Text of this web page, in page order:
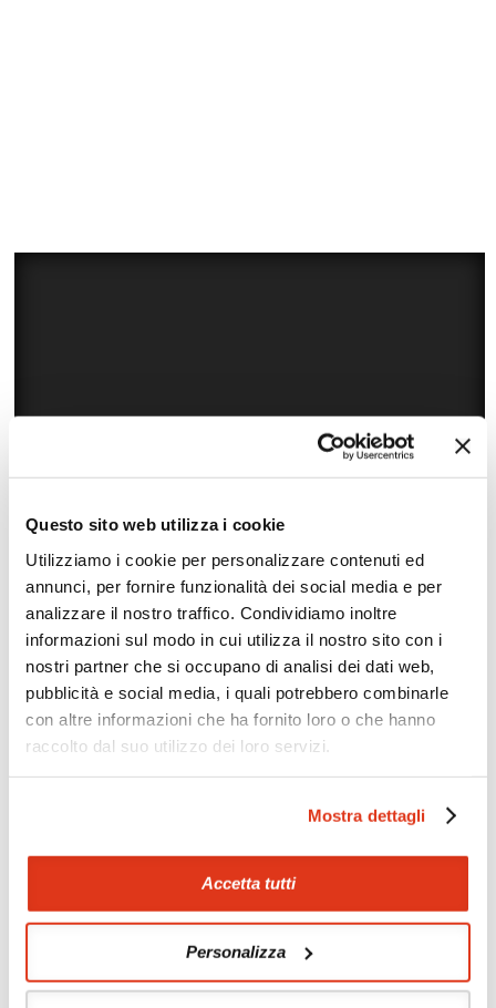
Questo sito web utilizza i cookie
Utilizziamo i cookie per personalizzare contenuti ed
annunci, per fornire funzionalità dei social media e per
analizzare il nostro traffico. Condividiamo inoltre
informazioni sul modo in cui utilizza il nostro sito con i
nostri partner che si occupano di analisi dei dati web,
pubblicità e social media, i quali potrebbero combinarle
con altre informazioni che ha fornito loro o che hanno
raccolto dal suo utilizzo dei loro servizi.
Mostra dettagli
Accetta tutti
Personalizza
Zoom
Offerte
richiesta
Scopri i prezzi »
Condividi con gli altri viaggiatori le tue esperienze e scambia
Visita la nostra pagina Facebook
Chiedi un preventivo